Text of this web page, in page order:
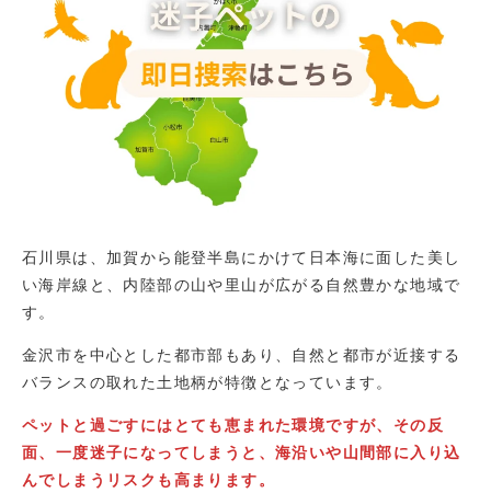
石川県は、加賀から能登半島にかけて日本海に面した美し
い海岸線と、内陸部の山や里山が広がる自然豊かな地域で
す。
金沢市を中心とした都市部もあり、自然と都市が近接する
バランスの取れた土地柄が特徴となっています。
ペットと過ごすにはとても恵まれた環境ですが、その反
面、一度迷子になってしまうと、海沿いや山間部に入り込
んでしまうリスクも高まります。